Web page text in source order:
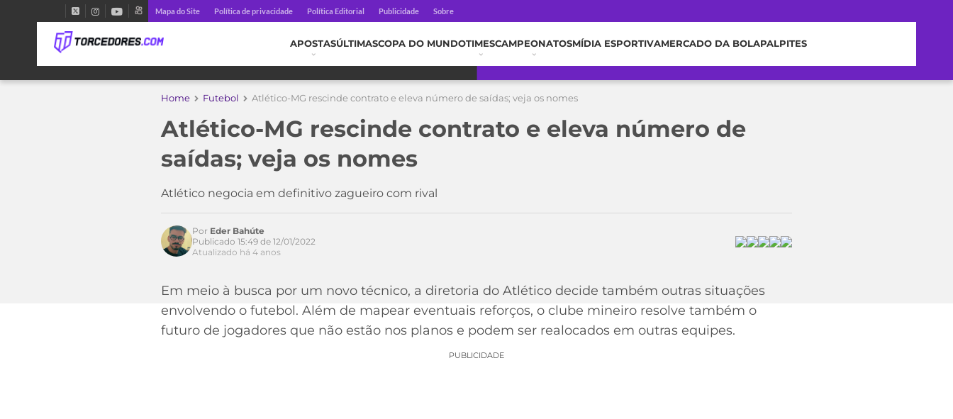
Mapa do Site Política de privacidade Política Editorial Publicidade Sobre
APOSTASÚLTIMASCOPA DO MUNDOTIMESCAMPEONATOSMÍDIA ESPORTIVAMERCADO DA BOLAPALPITES
Home Futebol Atlético-MG rescinde contrato e eleva número de saídas; veja os nomes
Atlético-MG rescinde contrato e eleva número de
saídas; veja os nomes
Atlético negocia em definitivo zagueiro com rival
Acesse o perfil do autor
Por Eder Bahúte
Publicado 15:49 de 12/01/2022
Atualizado há 4 anos
Em meio à busca por um novo técnico, a diretoria do Atlético decide também outras situações
envolvendo o futebol. Além de mapear eventuais reforços, o clube mineiro resolve também o
futuro de jogadores que não estão nos planos e podem ser realocados em outras equipes.
PUBLICIDADE